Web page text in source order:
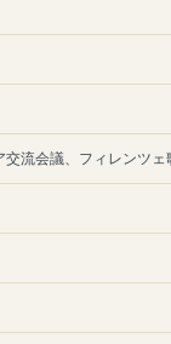
流会議、フィレンツ